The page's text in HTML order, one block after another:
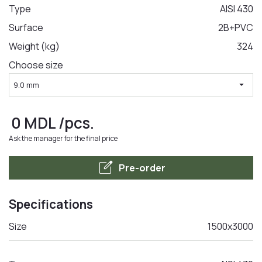
LA COMANDA
Type
AISI 430
Surface
2B+PVC
Weight (kg)
324
Choose size
9.0 mm arrow_drop_down
0 MDL/pcs.
Ask the manager for the final price
edit_square Pre-order
Specifications
Size 1500x3000